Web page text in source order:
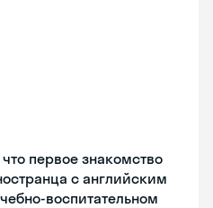
первое знакомство
с английским
воспитательном